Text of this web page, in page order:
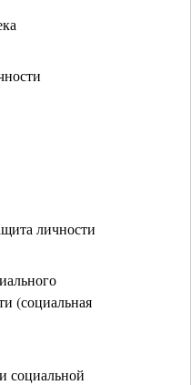
личности
(социальная
социальной